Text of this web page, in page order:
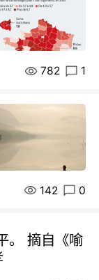
782 1
142 0
。 摘自《喻